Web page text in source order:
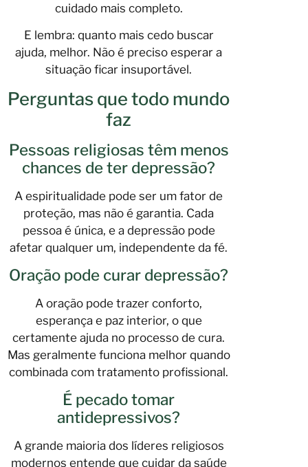
cuidado mais completo.
E lembra: quanto mais cedo buscar
ajuda, melhor. Não é preciso esperar a
situação ficar insuportável.
Perguntas que todo mundo
faz
Pessoas religiosas têm menos
chances de ter depressão?
A espiritualidade pode ser um fator de
proteção, mas não é garantia. Cada
pessoa é única, e a depressão pode
afetar qualquer um, independente da fé.
Oração pode curar depressão?
A oração pode trazer conforto,
esperança e paz interior, o que
certamente ajuda no processo de cura.
Mas geralmente funciona melhor quando
combinada com tratamento profissional.
É pecado tomar
antidepressivos?
A grande maioria dos líderes religiosos
modernos entende que cuidar da saúde